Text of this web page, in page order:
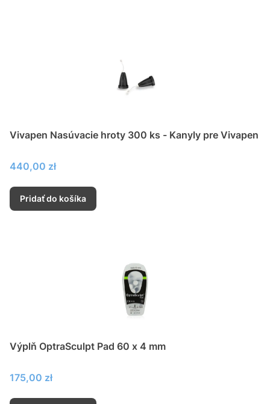
Vivapen Nasúvacie hroty 300 ks - Kanyly pre Vivapen
Cena
440,00 zł
Pridať do košíka
Výplň OptraSculpt Pad 60 x 4 mm
Cena
175,00 zł